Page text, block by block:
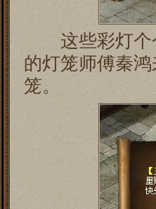
这些彩灯个
的灯笼师傅秦
笼。